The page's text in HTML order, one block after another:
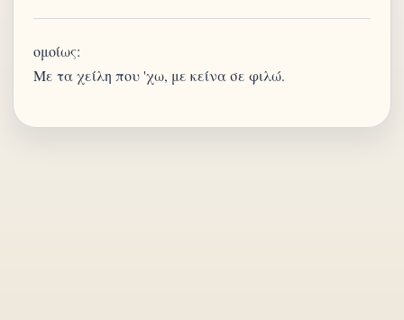
ομοίως:
Με τα χείλη που 'χω, με κείνα σε φιλώ.